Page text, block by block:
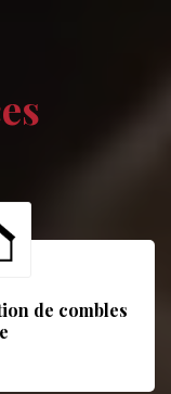
de combles